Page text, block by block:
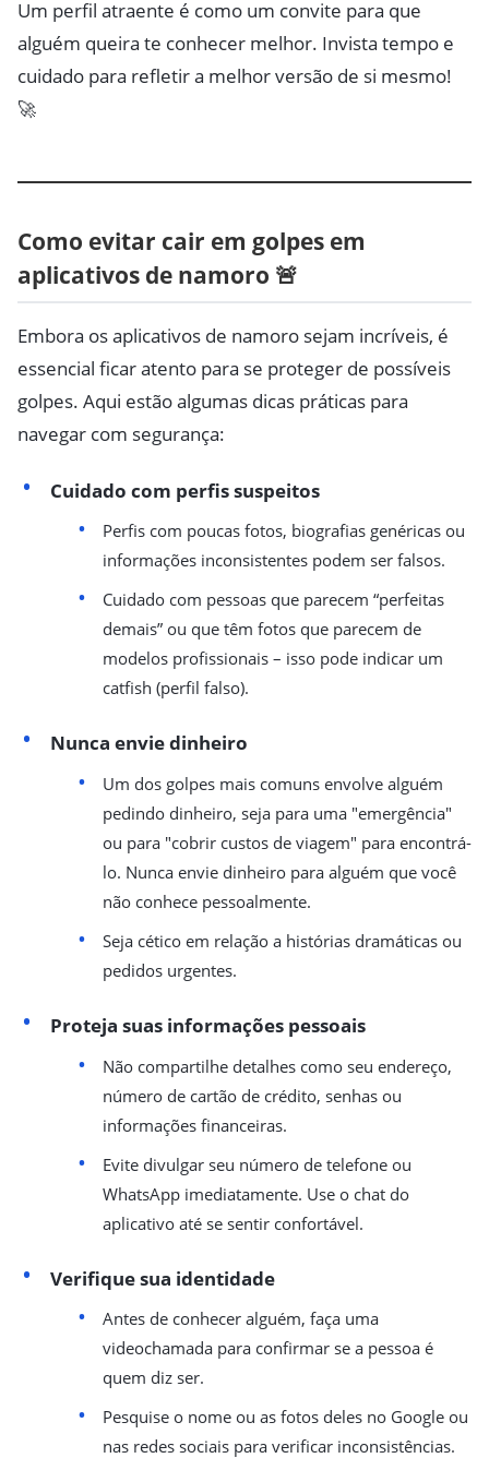
Um perfil atraente é como um convite para que
alguém queira te conhecer melhor. Invista tempo e
cuidado para refletir a melhor versão de si mesmo!
🚀
Como evitar cair em golpes em
aplicativos de namoro 🚨
Embora os aplicativos de namoro sejam incríveis, é
essencial ficar atento para se proteger de possíveis
golpes. Aqui estão algumas dicas práticas para
navegar com segurança:
Cuidado com perfis suspeitos
Perfis com poucas fotos, biografias genéricas ou
informações inconsistentes podem ser falsos.
Cuidado com pessoas que parecem “perfeitas
demais” ou que têm fotos que parecem de
modelos profissionais – isso pode indicar um
catfish (perfil falso).
Nunca envie dinheiro
Um dos golpes mais comuns envolve alguém
pedindo dinheiro, seja para uma "emergência"
ou para "cobrir custos de viagem" para encontrá-
lo. Nunca envie dinheiro para alguém que você
não conhece pessoalmente.
Seja cético em relação a histórias dramáticas ou
pedidos urgentes.
Proteja suas informações pessoais
Não compartilhe detalhes como seu endereço,
número de cartão de crédito, senhas ou
informações financeiras.
Evite divulgar seu número de telefone ou
WhatsApp imediatamente. Use o chat do
aplicativo até se sentir confortável.
Verifique sua identidade
Antes de conhecer alguém, faça uma
videochamada para confirmar se a pessoa é
quem diz ser.
Pesquise o nome ou as fotos deles no Google ou
nas redes sociais para verificar inconsistências.